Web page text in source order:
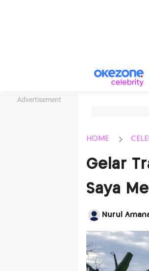
Advertisement
HOME
Gelar
Saya
Nurul